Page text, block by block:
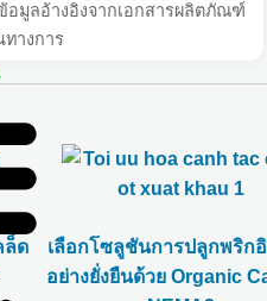
อมูลอ้างอิงจากเอกสารผลิตภัณฑ์
ทางการ
ล็ด
เลือกโซลูชันการปลูกพริก
อย่างยั่งยืนด้วย Organic